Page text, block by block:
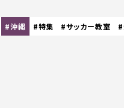
#沖縄 #特集 #サッカー教室